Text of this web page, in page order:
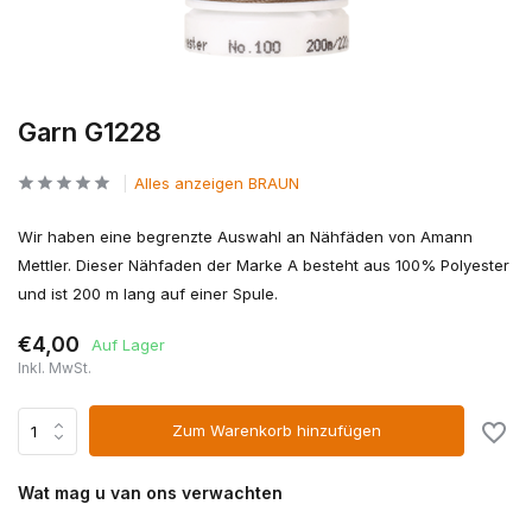
Garn G1228
Alles anzeigen BRAUN
Wir haben eine begrenzte Auswahl an Nähfäden von Amann
Mettler. Dieser Nähfaden der Marke A besteht aus 100% Polyester
und ist 200 m lang auf einer Spule.
€4,00 Auf Lager
Inkl. MwSt.
Zum Warenkorb hinzufügen
Wat mag u van ons verwachten